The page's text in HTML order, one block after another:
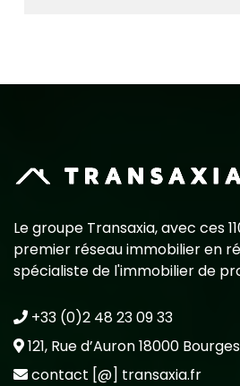
Le groupe Transaxia, avec ces
premier réseau immobilier en
spécialiste de l'immobilier de
+33 (0)2 48 23 09 33
121, Rue d’Auron 18000 Bourges
contact [@] transaxia.fr